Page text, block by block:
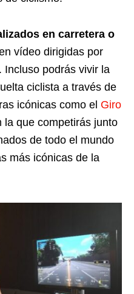
en carretera o
vídeo dirigidas por
Incluso podrás vivir la
ciclista a través de
icónicas como el Giro
la que competirás junto
de todo el mundo
más icónicas de la